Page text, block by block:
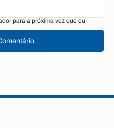
para a próxima vez que eu